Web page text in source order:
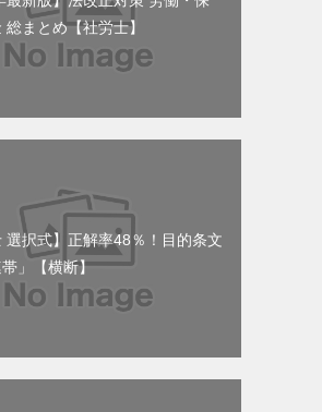
総まとめ【社労士】
選択式】正解率48％！目的条文
帯」【横断】